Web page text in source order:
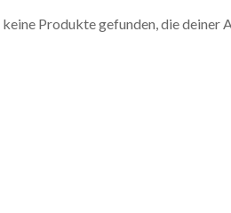
keine Produkte gefunden, die deiner